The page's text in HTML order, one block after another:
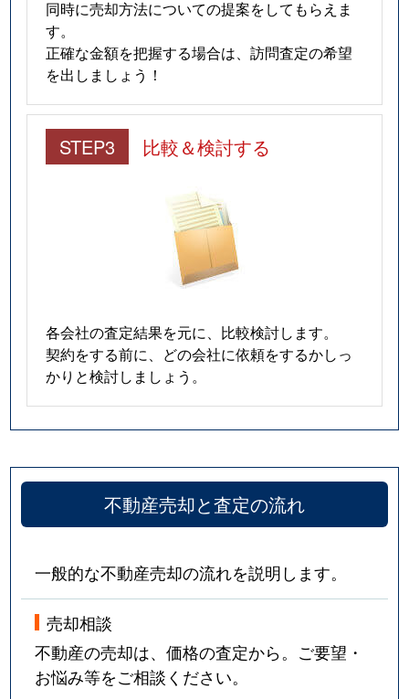
同時に売却方法についての提案をしてもらえま
す。
正確な金額を把握する場合は、訪問査定の希望
を出しましょう！
STEP3 比較＆検討する
各会社の査定結果を元に、比較検討します。
契約をする前に、どの会社に依頼をするかしっ
かりと検討しましょう。
不動産売却と査定の流れ
一般的な不動産売却の流れを説明します。
売却相談
不動産の売却は、価格の査定から。ご要望・
お悩み等をご相談ください。